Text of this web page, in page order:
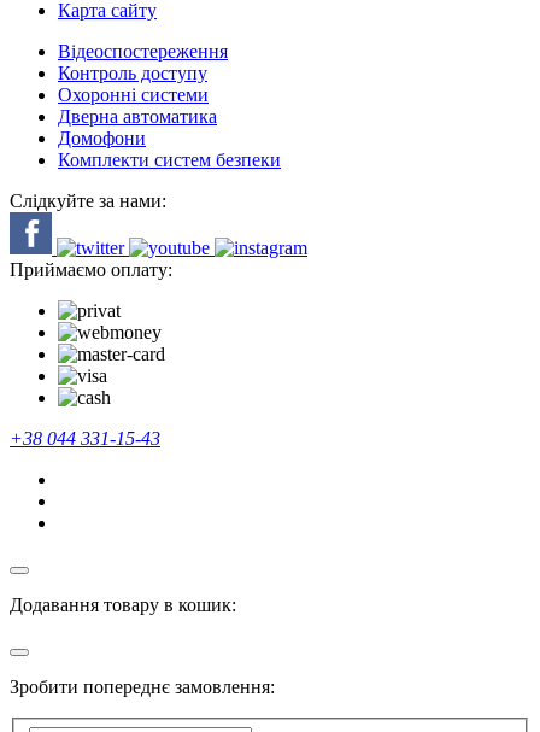
Карта сайту
Відеоспостереження
Контроль доступу
Охоронні системи
Дверна автоматика
Домофони
Комплекти систем безпеки
Слідкуйте за нами:
Приймаємо оплату:
+38 044 331-15-43
Додавання товару в кошик:
Зробити попереднє замовлення: